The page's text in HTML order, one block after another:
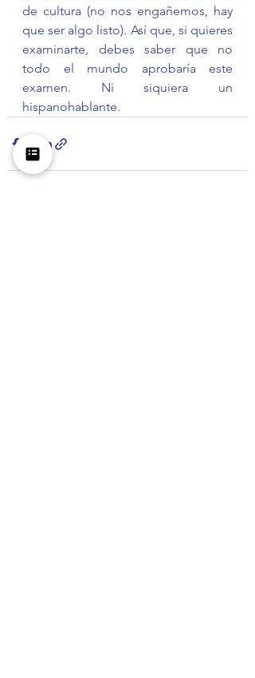
de cultura (no nos engañemos, hay
que ser algo listo). Así que, si quieres
examinarte, debes saber que no
todo el mundo aprobaría este
examen. Ni siquiera un
hispanohablante.